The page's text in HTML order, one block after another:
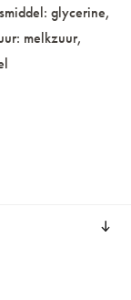
glycerine,
melkzuur,